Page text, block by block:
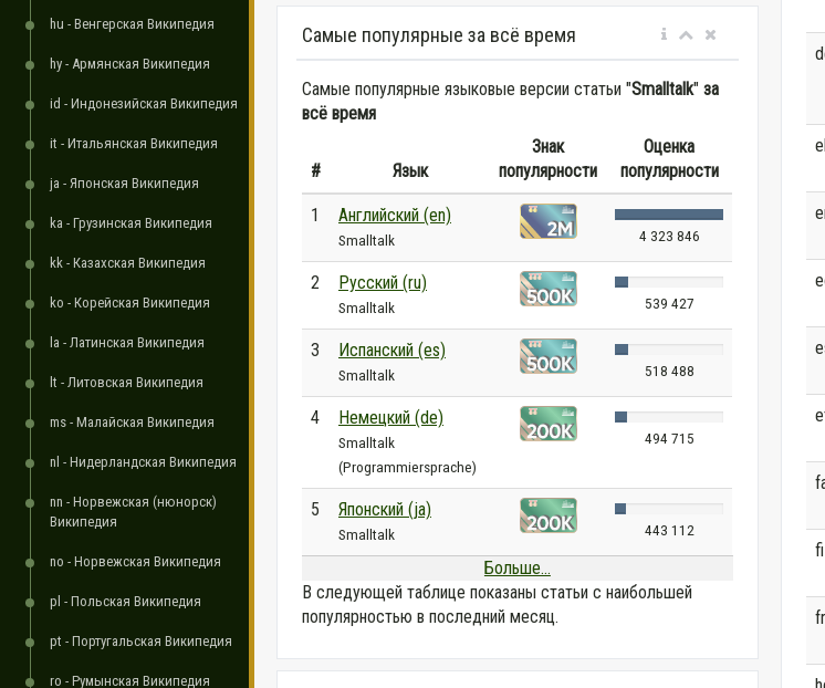
hu - Венгерская Википедия
hy - Армянская Википедия
id - Индонезийская Википедия
it - Итальянская Википедия
ja - Японская Википедия
ka - Грузинская Википедия
kk - Казахская Википедия
ko - Корейская Википедия
la - Латинская Википедия
lt - Литовская Википедия
ms - Малайская Википедия
nl - Нидерландская Википедия
nn - Норвежская (нюнорск)
Википедия
no - Норвежская Википедия
pl - Польская Википедия
pt - Португальская Википедия
ro - Румынская Википедия
Самые популярные за всё время
Самые популярные языковые версии статьи "Smalltalk" за
всё время
# Язык
Знак
популярности
Оценка
популярности
1 Английский (en)
Smalltalk 4 323 846
2 Русский (ru)
Smalltalk 539 427
3 Испанский (es)
Smalltalk 518 488
4 Немецкий (de)
Smalltalk
(Programmiersprache)
494 715
5 Японский (ja)
Smalltalk 443 112
Больше...
В следующей таблице показаны статьи с наибольшей
популярностью в последний месяц.
fi
fr